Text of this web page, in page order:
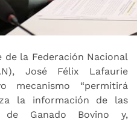
la Federación Nacional
José Félix Lafaurie
mecanismo “permitirá
la información de las
de Ganado Bovino y,